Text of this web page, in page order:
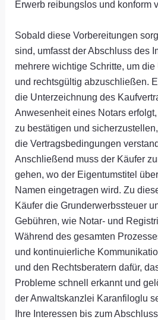
Erwerb reibungslos und konform
Sobald diese Vorbereitungen
sind, umfasst der Abschluss des
mehrere wichtige Schritte, um
und rechtsgültig abzuschließen.
die Unterzeichnung des
Anwesenheit eines Notars
zu bestätigen und
die Vertragsbedingungen
Anschließend muss der Käufer
gehen, wo der Eigentumstitel
Namen eingetragen wird. Zu
Käufer die Grunderwerbssteuer
Gebühren, wie Notar- und
Während des gesamten
und kontinuierliche
und den Rechtsberatern dafür,
Probleme schnell erkannt und
der Anwaltskanzlei Karanfiloglu
Ihre Interessen bis zum